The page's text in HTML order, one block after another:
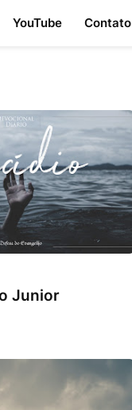
YouTube Contato
Junior